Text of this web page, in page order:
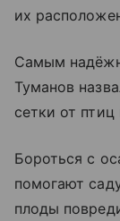
их
Самым
Туманов
сетки от
Бороться с
помогают
плоды